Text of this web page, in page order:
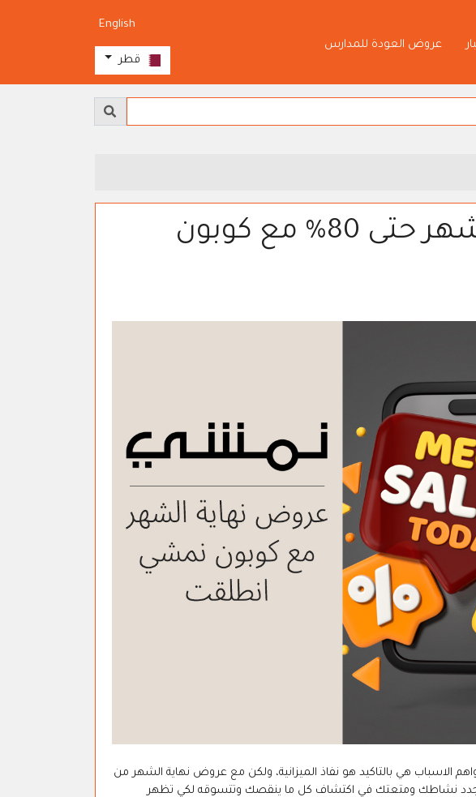
عروض العودة للمدارس
English
قطر
انتباه، عروض نهاية الشهر حتى 80% مع كوبون
الاسباب هي بالتاكيد هو نفاذ الميزانية، ولكن مع عروض نهاية الشهر من
الشهر والواصلة الى 80% سوف تجدد نشاطك ومتعتك في اكتشاف كل ما ينقصك وتتسوقه لكي تظهر